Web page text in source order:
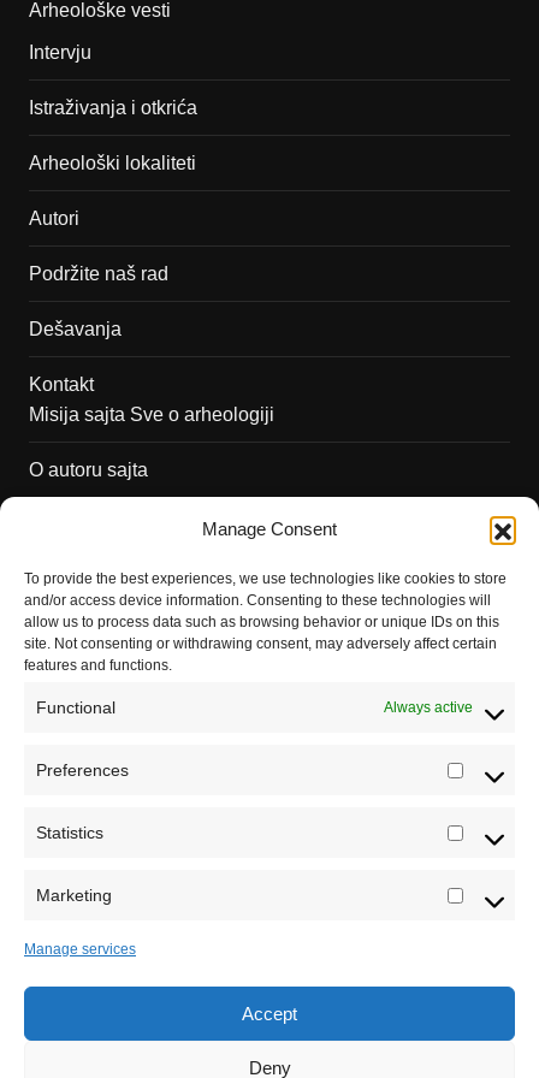
Manage Consent
To provide the best experiences, we use technologies like cookies to store
and/or access device information. Consenting to these technologies will
allow us to process data such as browsing behavior or unique IDs on this
site. Not consenting or withdrawing consent, may adversely affect certain
features and functions.
Functional Always active
Preferences
Statistics
Marketing
Manage services
Accept
Deny
Arheološke vesti
Intervju
Istraživanja i otkrića
Arheološki lokaliteti
Autori
Podržite naš rad
Dešavanja
Kontakt
Misija sajta Sve o arheologiji
O autoru sajta
Saradnja
Sva prava zadržava Sve o arheologiji 2019-2026